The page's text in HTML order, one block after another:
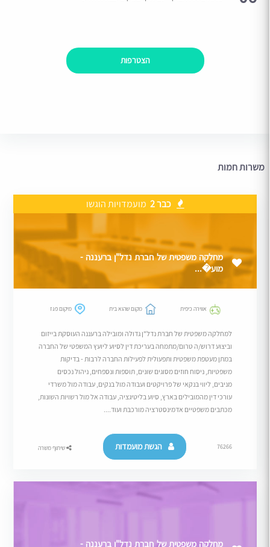
הצטרפות
משרות חמות
כבר 2 מועמדויות הוגשו
מחלקה משפטית של חברת נדל"ן ברעננה -
מוע�...
אווירה כיפית מקום שהוא בית מיקום פגז
למחלקה משפטית של חברת נדל"ן גדולה ומובילה ברעננה העוסקת בייזום
וביצוע דרוש/ה טרום/מתמחה בעריכת דין לסיוע ליועץ המשפטי של החברה
במתן מעטפת משפטית ותפעולית לפעילות החברה לרבות - בדיקות
משפטיות, ניסוח חוזים מסוגים שונים, תוספות ונספחים, ניהול נכסים
מניבים, ליווי בנקאי של פרויקטים ועבודה מול בנקים, עבודה מול משרדי
עורכי דין מהמובילים בארץ, סיוע בליטיגציה, עבודה אל מול רשויות השונות,
מכתבים משפטיים אדמינסטרציה מורכבת ועוד....
76266 הגשת מועמדות שיתוף משרה
מחלקה משפטית של חברת נדל"ן ברעננה -